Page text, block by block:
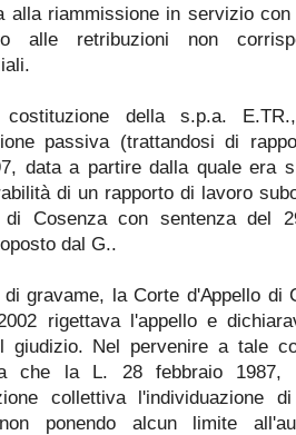
alla riammissione in servizio
alle retribuzioni non
della s.p.a.
passiva (trattandosi di
data a partire dalla quale era
di un rapporto di lavoro
di Cosenza con sentenza del
dal G..
di gravame, la Corte d'Appello di
rigettava l'appello e
giudizio. Nel pervenire a tale
che la L. 28 febbraio
collettiva l'individuazione
ponendo alcun limite